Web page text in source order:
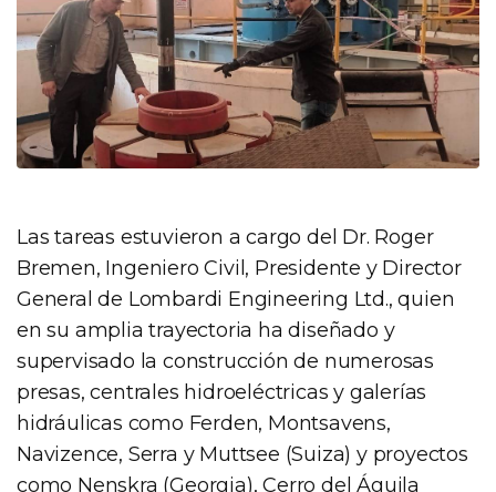
Las tareas estuvieron a cargo del Dr. Roger
Bremen, Ingeniero Civil, Presidente y Director
General de Lombardi Engineering Ltd., quien
en su amplia trayectoria ha diseñado y
supervisado la construcción de numerosas
presas, centrales hidroeléctricas y galerías
hidráulicas como Ferden, Montsavens,
Navizence, Serra y Muttsee (Suiza) y proyectos
como Nenskra (Georgia), Cerro del Águila